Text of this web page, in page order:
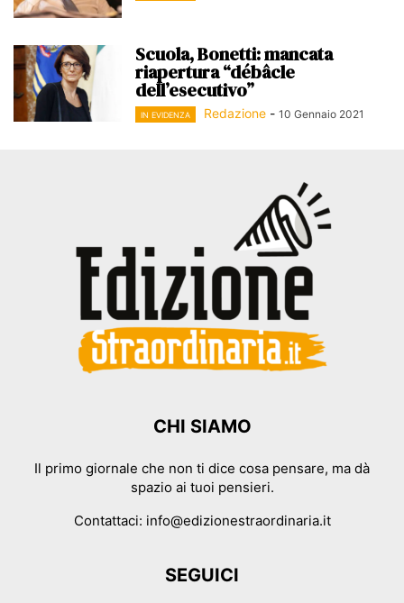
Scuola, Bonetti: mancata
riapertura “débâcle
dell’esecutivo”
IN EVIDENZA Redazione - 10 Gennaio 2021
CHI SIAMO
Il primo giornale che non ti dice cosa pensare, ma dà
spazio ai tuoi pensieri.
Contattaci: info@edizionestraordinaria.it
SEGUICI